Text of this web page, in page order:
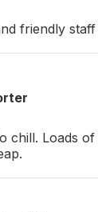
friendly staff
chill. Loads